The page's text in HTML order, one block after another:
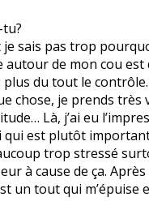
sais pas trop
autour de mon cou est
plus du tout le
chose, je prends très
Là, j’ai eu
qui est plutôt
trop stressé
à cause de ça. Après
un tout qui m’épuise